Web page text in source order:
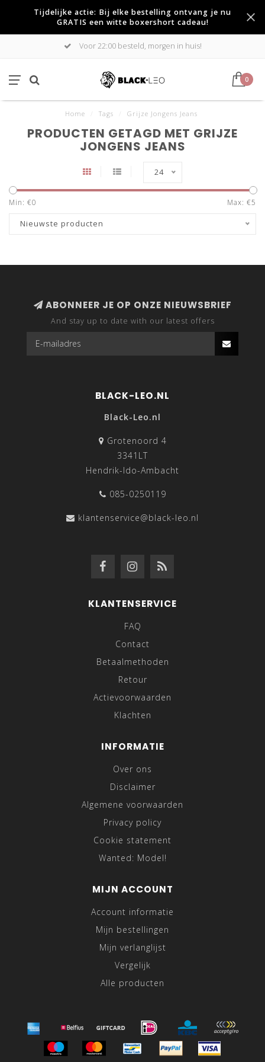
Tijdelijke actie: Bij elke bestelling ontvang je nu
GRATIS een witte boxershort cadeau!
Voor 22:00 besteld, morgen in huis!
0
Home Tags Grijze Jongens Jeans
PRODUCTEN GETAGD MET GRIJZE
JONGENS JEANS
24
Min: €0 Max: €5
Nieuwste producten
ABONNEER JE OP ONZE NIEUWSBRIEF
And stay up to date with our latest offers
BLACK-LEO.NL
Black-Leo.nl
Grotenoord 4
3341LT
Hendrik-Ido-Ambacht
085-0250119
klantenservice@black-leo.nl
KLANTENSERVICE
FAQ
Contact
Betaalmethoden
Retour
Actievoorwaarden
Klachten
INFORMATIE
Over ons
Disclaimer
Algemene voorwaarden
Privacy policy
Cookie statement
Wanted: Model!
MIJN ACCOUNT
Account informatie
Mijn bestellingen
Mijn verlanglijst
Vergelijk
Alle producten